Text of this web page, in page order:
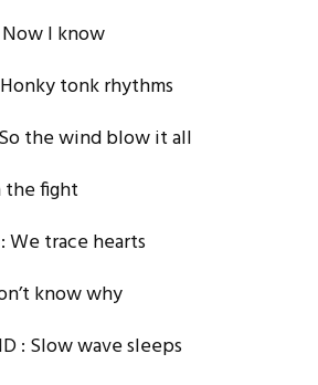
Now I know
tonk rhythms
So the wind blow it all
the fight
We trace hearts
know why
: Slow wave sleeps